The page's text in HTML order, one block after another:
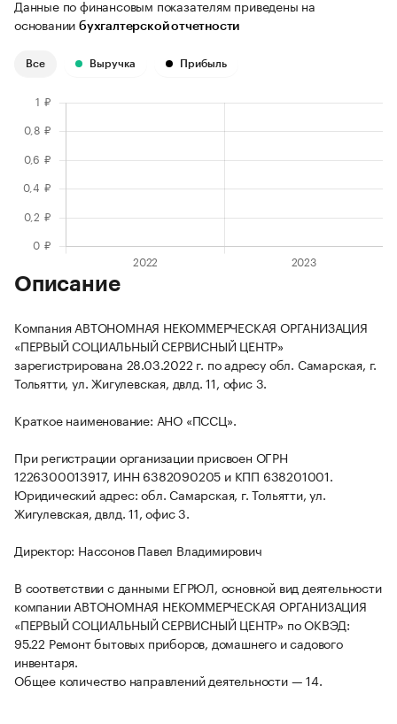
Данные по финансовым показателям приведены на
основании бухгалтерской отчетности
Все Выручка Прибыль
Описание
Компания АВТОНОМНАЯ НЕКОММЕРЧЕСКАЯ ОРГАНИЗАЦИЯ
«ПЕРВЫЙ СОЦИАЛЬНЫЙ СЕРВИСНЫЙ ЦЕНТР»
зарегистрирована 28.03.2022 г. по адресу обл. Самарская, г.
Тольятти, ул. Жигулевская, двлд. 11, офис 3.
Краткое наименование: АНО «ПССЦ».
При регистрации организации присвоен ОГРН
1226300013917, ИНН 6382090205 и КПП 638201001.
Юридический адрес: обл. Самарская, г. Тольятти, ул.
Жигулевская, двлд. 11, офис 3.
Директор: Нассонов Павел Владимирович
В соответствии с данными ЕГРЮЛ, основной вид деятельности
компании АВТОНОМНАЯ НЕКОММЕРЧЕСКАЯ ОРГАНИЗАЦИЯ
«ПЕРВЫЙ СОЦИАЛЬНЫЙ СЕРВИСНЫЙ ЦЕНТР» по ОКВЭД:
95.22 Ремонт бытовых приборов, домашнего и садового
инвентаря.
Общее количество направлений деятельности — 14.